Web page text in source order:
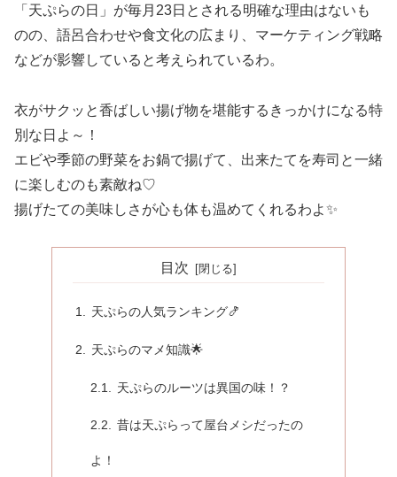
「天ぷらの日」が毎月23日とされる明確な理由はないも
のの、語呂合わせや食文化の広まり、マーケティング戦略
などが影響していると考えられているわ。
衣がサクッと香ばしい揚げ物を堪能するきっかけになる特
別な日よ～！
エビや季節の野菜をお鍋で揚げて、出来たてを寿司と一緒
に楽しむのも素敵ね♡
揚げたての美味しさが心も体も温めてくれるわよ✨
目次
天ぷらの人気ランキング🍤
天ぷらのマメ知識🌟
天ぷらのルーツは異国の味！？
昔は天ぷらって屋台メシだったの
よ！